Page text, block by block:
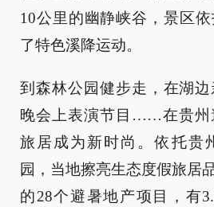
10公里的幽静峡谷，景区
了特色溪降运动。
到森林公园健步走，在湖
晚会上表演节目……在贵州
旅居成为新时尚。依托贵
园，当地擦亮生态度假旅居
的28个避暑地产项目，有